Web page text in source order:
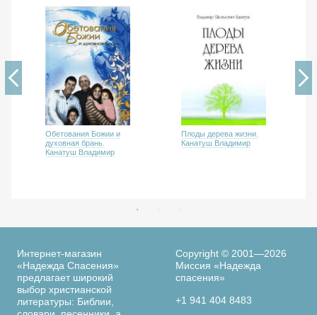
Обетования Божии и
духовная брань.
Канатуш Владимир
Плоды дерева жизни.
Канатуш Владимир
Интернет-магазин
«Надежда Спасения»
предлагает широкий
выбор христианской
литературы: Библии,
Copyright © 2001—2026
Миссия «Надежда
спасения»
+1 941 404 8483